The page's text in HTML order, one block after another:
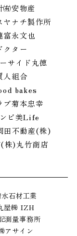
㈲安物産
ヤナチ製作所
富永文也
クター
サイド丸徳
人組合
bakes
ブ菊本忠幸
ビ美Life
田不動産(株)
(株)丸竹商店
石材工業
屋㈱ IZH
測量事務所
アサイン